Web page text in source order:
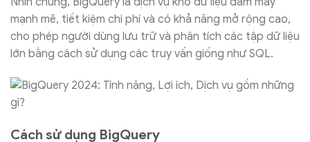
mạnh mẽ, tiết kiệm chi phí và có khả năng mở rộng cao,
cho phép người dùng lưu trữ và phân tích các tập dữ liệu
lớn bằng cách sử dụng các truy vấn giống như SQL.
Cách sử dụng BigQuery